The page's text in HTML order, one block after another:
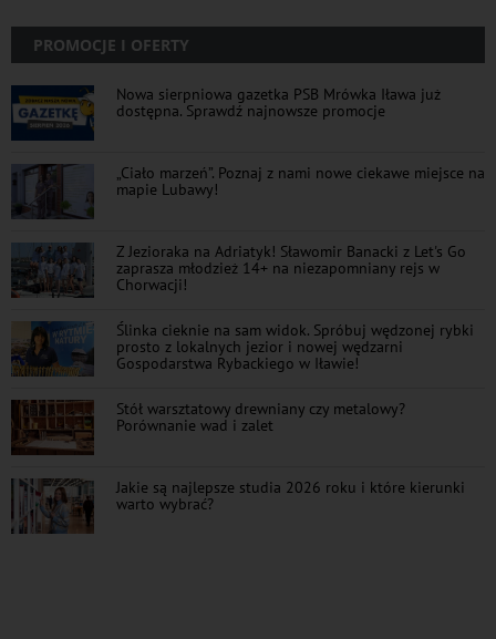
PROMOCJE I OFERTY
Nowa sierpniowa gazetka PSB Mrówka Iława już
dostępna. Sprawdź najnowsze promocje
„Ciało marzeń”. Poznaj z nami nowe ciekawe miejsce na
mapie Lubawy!
Z Jezioraka na Adriatyk! Sławomir Banacki z Let's Go
zaprasza młodzież 14+ na niezapomniany rejs w
Chorwacji!
Ślinka cieknie na sam widok. Spróbuj wędzonej rybki
prosto z lokalnych jezior i nowej wędzarni
Gospodarstwa Rybackiego w Iławie!
Stół warsztatowy drewniany czy metalowy?
Porównanie wad i zalet
Jakie są najlepsze studia 2026 roku i które kierunki
warto wybrać?